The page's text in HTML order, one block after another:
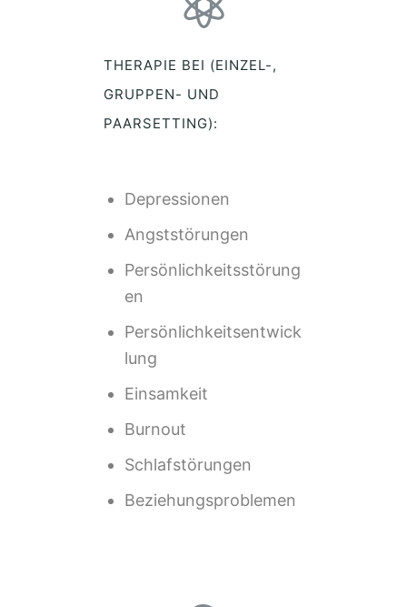
THERAPIE BEI (EINZEL-,
GRUPPEN- UND
PAARSETTING):
Depressionen
Angststörungen
Persönlichkeitsstörung
en
Persönlichkeitsentwick
lung
Einsamkeit
Burnout
Schlafstörungen
Beziehungsproblemen